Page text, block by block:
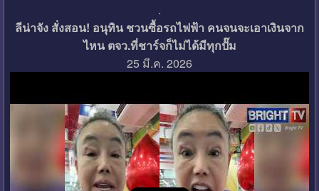
.
ลีน่าจัง สั่งสอน! อนุทิน ชวนซื้อรถไฟฟ้า คนจนจะเอาเงินจาก
ไหน ตจว.ที่ชาร์จก็ไม่ได้มีทุกปั๊ม
25 มี.ค. 2026